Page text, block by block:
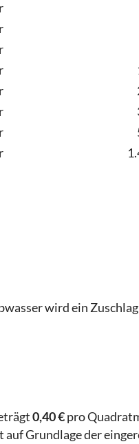
wird ein
0,40 €pro
Grundlage der